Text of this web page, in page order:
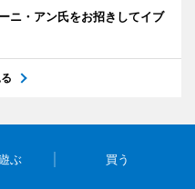
ニ・アン氏をお招きしてイブ
ぶ 買う